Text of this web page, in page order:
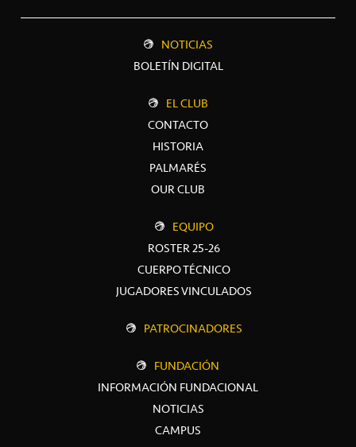
NOTICIAS
BOLETÍN DIGITAL
EL CLUB
CONTACTO
HISTORIA
PALMARÉS
OUR CLUB
EQUIPO
ROSTER 25-26
CUERPO TÉCNICO
JUGADORES VINCULADOS
PATROCINADORES
FUNDACIÓN
INFORMACIÓN FUNDACIONAL
NOTICIAS
CAMPUS